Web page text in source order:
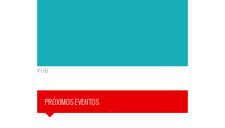
PUB
PRÓXIMOS EVENTOS